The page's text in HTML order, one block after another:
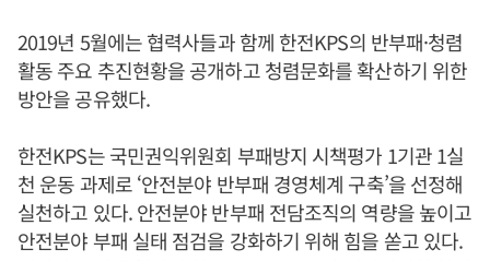
2019년 5월에는 협력사들과 함께 한전KPS의 반부패·청렴
활동 주요 추진현황을 공개하고 청렴문화를 확산하기 위한
방안을 공유했다.
한전KPS는 국민권익위원회 부패방지 시책평가 1기관 1실
천 운동 과제로 ‘안전분야 반부패 경영체계 구축’을 선정해
실천하고 있다. 안전분야 반부패 전담조직의 역량을 높이고
안전분야 부패 실태 점검을 강화하기 위해 힘을 쏟고 있다.